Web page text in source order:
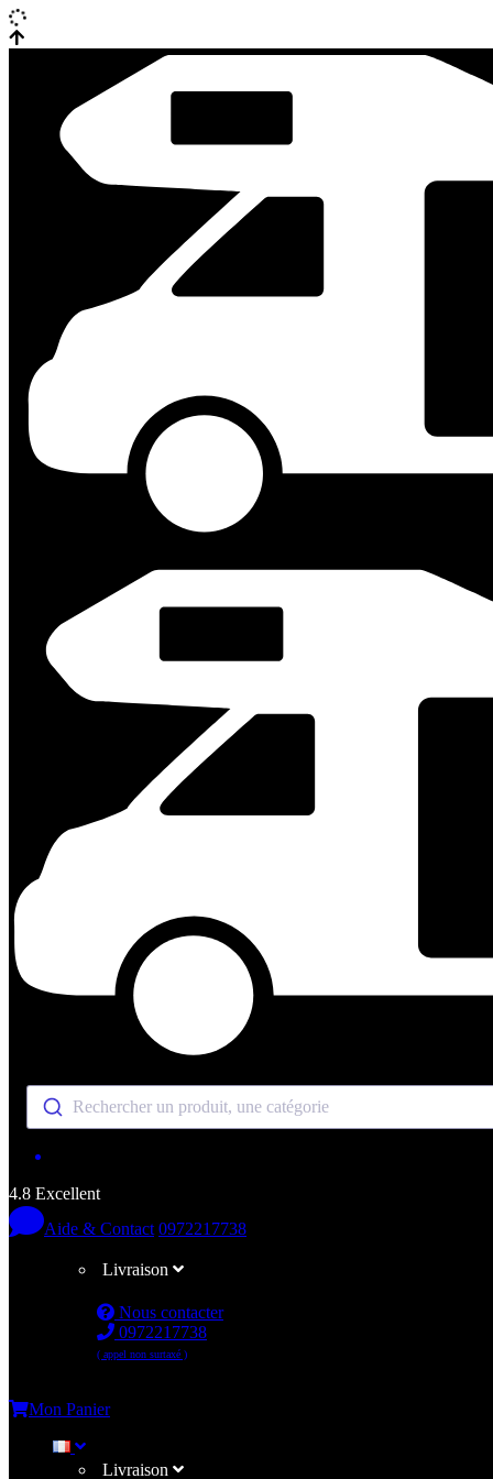
Rechercher un produit, une catégorie
4.8 Excellent
Aide & Contact 0972217738
Livraison
Nous contacter
0972217738
( appel non surtaxé )
Mon Panier
Livraison